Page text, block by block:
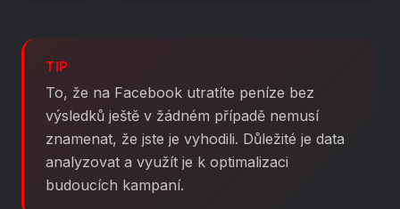
TIP
To, že na Facebook utratíte peníze bez
výsledků ještě v žádném případě nemusí
znamenat, že jste je vyhodili. Důležité je data
analyzovat a využít je k optimalizaci
budoucích kampaní.